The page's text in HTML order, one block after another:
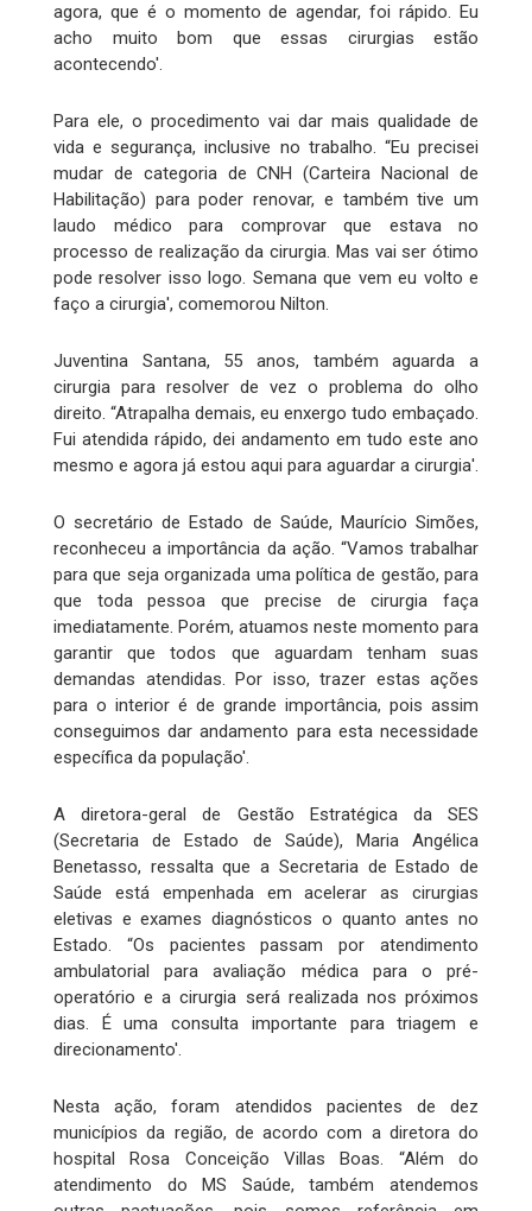
agora, que é o momento de agendar, foi rápido. Eu
acho muito bom que essas cirurgias estão
acontecendo'.
Para ele, o procedimento vai dar mais qualidade de
vida e segurança, inclusive no trabalho. “Eu precisei
mudar de categoria de CNH (Carteira Nacional de
Habilitação) para poder renovar, e também tive um
laudo médico para comprovar que estava no
processo de realização da cirurgia. Mas vai ser ótimo
pode resolver isso logo. Semana que vem eu volto e
faço a cirurgia', comemorou Nilton.
Juventina Santana, 55 anos, também aguarda a
cirurgia para resolver de vez o problema do olho
direito. “Atrapalha demais, eu enxergo tudo embaçado.
Fui atendida rápido, dei andamento em tudo este ano
mesmo e agora já estou aqui para aguardar a cirurgia'.
O secretário de Estado de Saúde, Maurício Simões,
reconheceu a importância da ação. “Vamos trabalhar
para que seja organizada uma política de gestão, para
que toda pessoa que precise de cirurgia faça
imediatamente. Porém, atuamos neste momento para
garantir que todos que aguardam tenham suas
demandas atendidas. Por isso, trazer estas ações
para o interior é de grande importância, pois assim
conseguimos dar andamento para esta necessidade
específica da população'.
A diretora-geral de Gestão Estratégica da SES
(Secretaria de Estado de Saúde), Maria Angélica
Benetasso, ressalta que a Secretaria de Estado de
Saúde está empenhada em acelerar as cirurgias
eletivas e exames diagnósticos o quanto antes no
Estado. “Os pacientes passam por atendimento
ambulatorial para avaliação médica para o pré-
operatório e a cirurgia será realizada nos próximos
dias. É uma consulta importante para triagem e
direcionamento'.
Nesta ação, foram atendidos pacientes de dez
municípios da região, de acordo com a diretora do
hospital Rosa Conceição Villas Boas. “Além do
atendimento do MS Saúde, também atendemos